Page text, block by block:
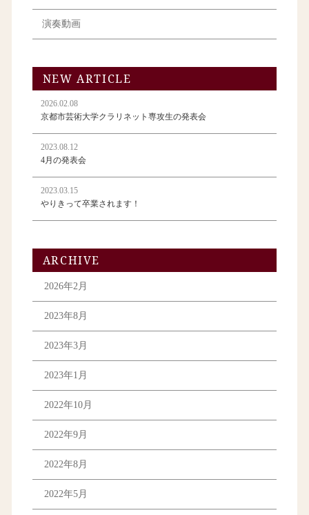
演奏動画
NEW ARTICLE
2026.02.08
京都市芸術大学クラリネット専攻生の発表会
2023.08.12
4月の発表会
2023.03.15
やりきって卒業されます！
ARCHIVE
2026年2月
2023年8月
2023年3月
2023年1月
2022年10月
2022年9月
2022年8月
2022年5月